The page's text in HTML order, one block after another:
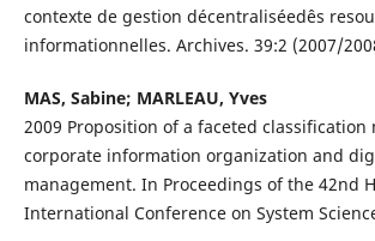
contexte de gestion décentraliséedês
informationnelles. Archives. 39:2 (2007/
MAS, Sabine; MARLEAU, Yves
2009 Proposition of a faceted
corporate information organization and
management. In Proceedings of the 42nd
International Conference on System